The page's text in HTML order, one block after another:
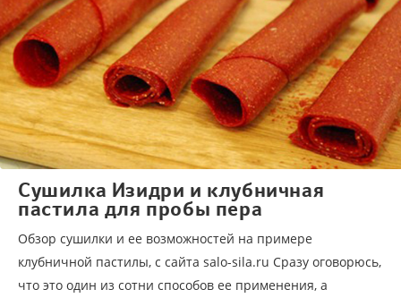
Cушилка Изидри и клубничная
пастила для пробы пера
Обзор сушилки и ее возможностей на примере
клубничной пастилы, с сайта salo-sila.ru Сразу оговорюсь,
что это один из сотни способов ее применения, а